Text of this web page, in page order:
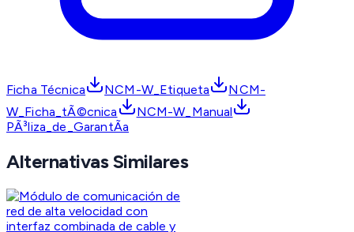
Ficha Técnica NCM-W_Etiqueta
NCM-
W_Ficha_tÃ©cnica
NCM-W_Manual
PÃ³liza_de_GarantÃ­a
Alternativas Similares